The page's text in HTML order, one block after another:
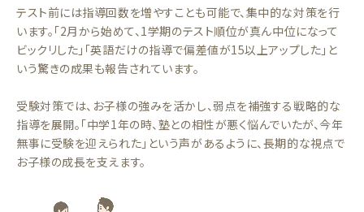
テスト前には指導回数を増やすことも可能で、集中的な対策を行
います。「2月から始めて、1学期のテスト順位が真ん中位になって
ビックリした」「英語だけの指導で偏差値が15以上アップした」と
いう驚きの成果も報告されています。
受験対策では、お子様の強みを活かし、弱点を補強する戦略的な
指導を展開。「中学1年の時、塾との相性が悪く悩んでいたが、今年
無事に受験を迎えられた」という声があるように、長期的な視点で
お子様の成長を支えます。